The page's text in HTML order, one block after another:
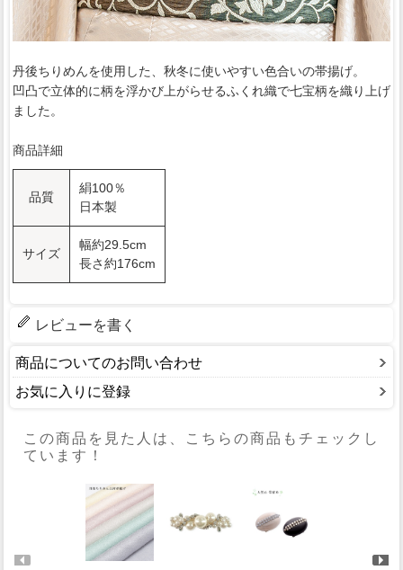
丹後ちりめんを使用した、秋冬に使いやすい色合いの帯揚げ。
凹凸で立体的に柄を浮かび上がらせるふくれ織で七宝柄を織り上げ
ました。
商品詳細
品質
絹100％
日本製
サイズ
幅約29.5cm
長さ約176cm
レビューを書く
商品についてのお問い合わせ
お気に入りに登録
この商品を見た人は、こちらの商品もチェックし
ています！